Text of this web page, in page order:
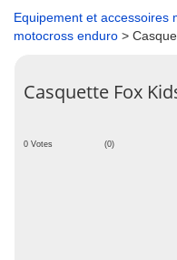
Equipement et accessoires
motocross enduro >
Casquette Fox
0 Votes (0)